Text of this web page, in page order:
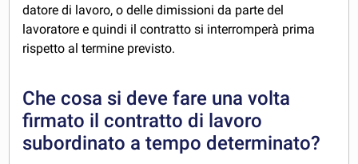
datore di lavoro, o delle dimissioni da parte del
lavoratore e quindi il contratto si interromperà prima
rispetto al termine previsto.
Che cosa si deve fare una volta
firmato il contratto di lavoro
subordinato a tempo determinato?